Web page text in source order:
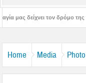
δρόμο της ταπείνωσης και
Home Media